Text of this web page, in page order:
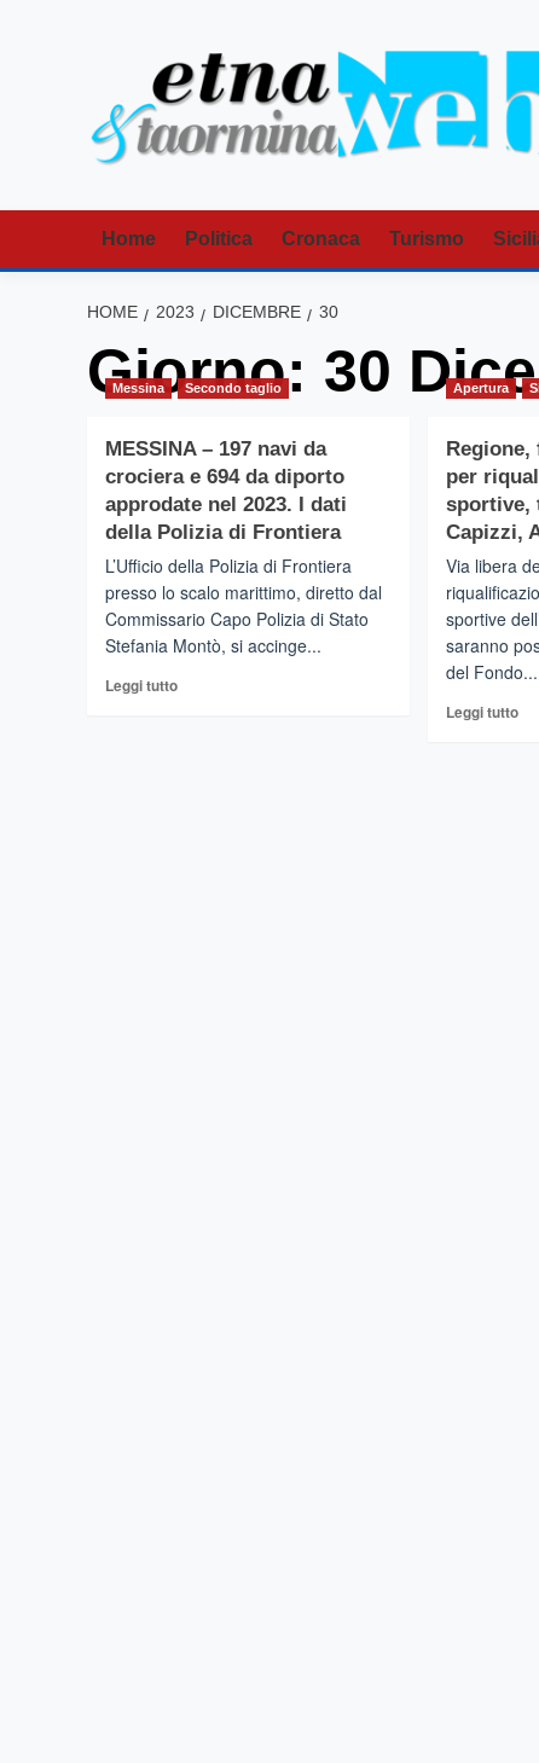
Home Politica Cronaca Turismo
HOME 2023 DICEMBRE 30
Giorno: 30
Messina Secondo taglio
MESSINA – 197 navi da
crociera e 694 da diporto
approdate nel 2023. I dati
della Polizia di Frontiera
L’Ufficio della Polizia di Frontiera
presso lo scalo marittimo, diretto dal
Commissario Capo Polizia di Stato
Stefania Montò, si accinge...
Leggi tuttoLeggi
Apertura
per
sportive,
Capizzi,
Via libera
sportive
saranno
del Fondo...
Leggi tutto